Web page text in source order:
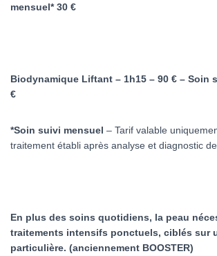
mensuel* 30 €
Biodynamique Liftant – 1h15 – 90 € – Soin
€
*Soin suivi mensuel – Tarif valable
traitement établi après analyse et diagnostic
En plus des soins quotidiens, la peau
traitements intensifs ponctuels, ciblés sur
particulière. (anciennement BOOSTER)